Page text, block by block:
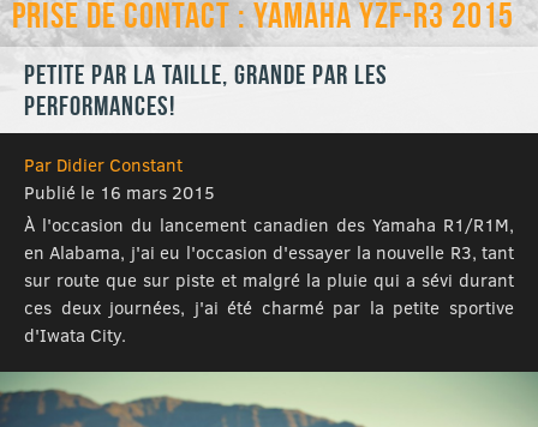
Prise de contact : Yamaha YZF-R3 2015
Petite par la taille, grande par les
performances!
Par Didier Constant
Publié le 16 mars 2015
À l'occasion du lancement canadien des Yamaha R1/R1M,
en Alabama, j'ai eu l'occasion d'essayer la nouvelle R3, tant
sur route que sur piste et malgré la pluie qui a sévi durant
ces deux journées, j'ai été charmé par la petite sportive
d'Iwata City.